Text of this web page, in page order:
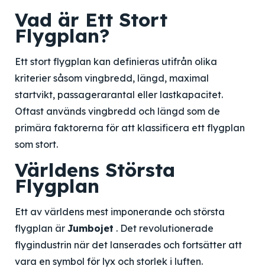
Vad är Ett Stort
Flygplan?
Ett stort flygplan kan definieras utifrån olika
kriterier såsom vingbredd, längd, maximal
startvikt, passagerarantal eller lastkapacitet.
Oftast används vingbredd och längd som de
primära faktorerna för att klassificera ett flygplan
som stort.
Världens Största
Flygplan
Ett av världens mest imponerande och största
flygplan är Jumbojet . Det revolutionerade
flygindustrin när det lanserades och fortsätter att
vara en symbol för lyx och storlek i luften.